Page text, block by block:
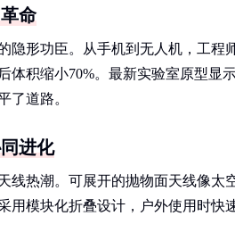
命
隐形功臣。从手机到无人机，工
体积缩小70%。最新实验室原型显
了道路。
进化
线热潮。可展开的抛物面天线像
用模块化折叠设计，户外使用时